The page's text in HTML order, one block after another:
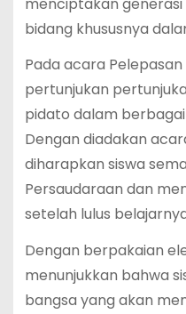
bidang khususnya
Pada acara
pertunjukan
pidato dalam
Dengan diadakan
diharapkan siswa
Persaudaraan dan
setelah lulus
Dengan berpakaian
menunjukkan bahwa
bangsa yang akan